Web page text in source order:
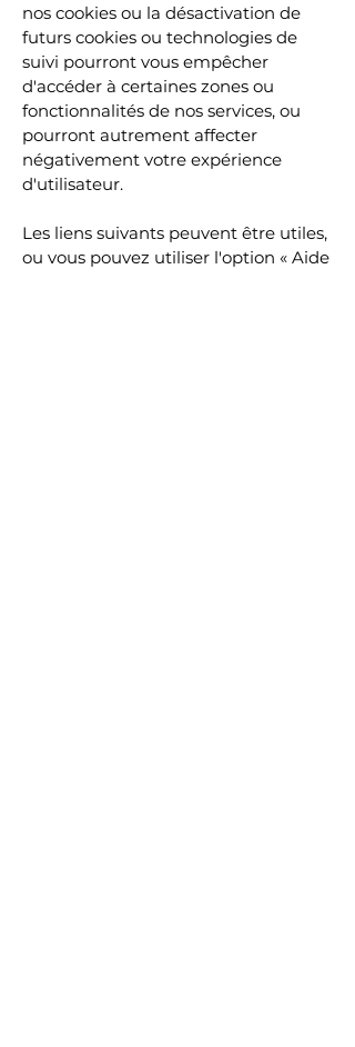
nos cookies ou la désactivation de
futurs cookies ou technologies de
suivi pourront vous empêcher
d'accéder à certaines zones ou
fonctionnalités de nos services, ou
pourront autrement affecter
négativement votre expérience
d'utilisateur.
Les liens suivants peuvent être utiles,
ou vous pouvez utiliser l'option « Aide